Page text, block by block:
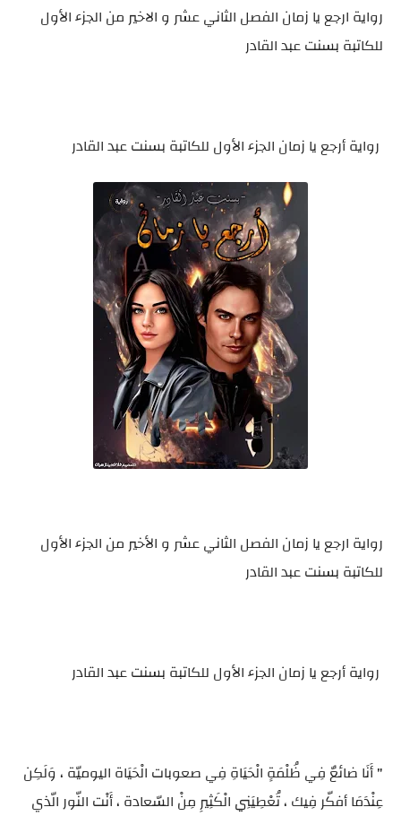
رواية ارجع يا زمان الفصل الثاني عشر و الاخير من الجزء الأول
للكاتبة بسنت عبد القادر
رواية أرجع يا زمان الجزء الأول للكاتبة بسنت عبد القادر
رواية ارجع يا زمان الفصل الثاني عشر و الأخير من الجزء الأول
للكاتبة بسنت عبد القادر
رواية أرجع يا زمان الجزء الأول للكاتبة بسنت عبد القادر
" أَنَا ضائعٌ فِي ظُلْمَةٍ الْحَيَاةِ فِي صعوبات الْحَيَاة اليوميّة ، وَلَكِن
عِنْدَمَا أفكّر فِيك ، تُعْطِيَنِي الْكَثِيرِ مِنْ السّعادة ، أَنْت النّور الّذي